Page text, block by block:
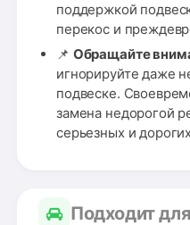
поддержкой
перекос и
📌 Обращайте
игнорируйте даже
подвеске.
замена недорогой
серьезных и
Подходит